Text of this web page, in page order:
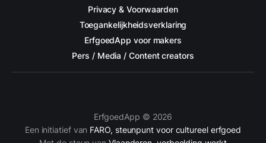
Privacy & Voorwaarden
Toegankelijkheidsverklaring
ErfgoedApp voor makers
Pers / Media / Content creators
ErfgoedApp © 2026
Een initiatief van FARO, steunpunt voor cultureel erfgoed